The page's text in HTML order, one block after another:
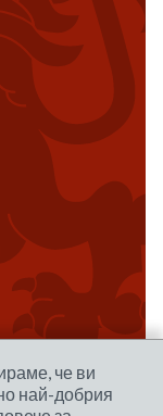
че ви
най-добрия